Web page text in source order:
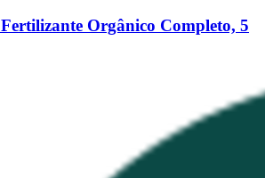
Fertilizante Orgânico Completo, 5